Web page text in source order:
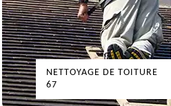
NETTOYAGE DE TOITURE
67